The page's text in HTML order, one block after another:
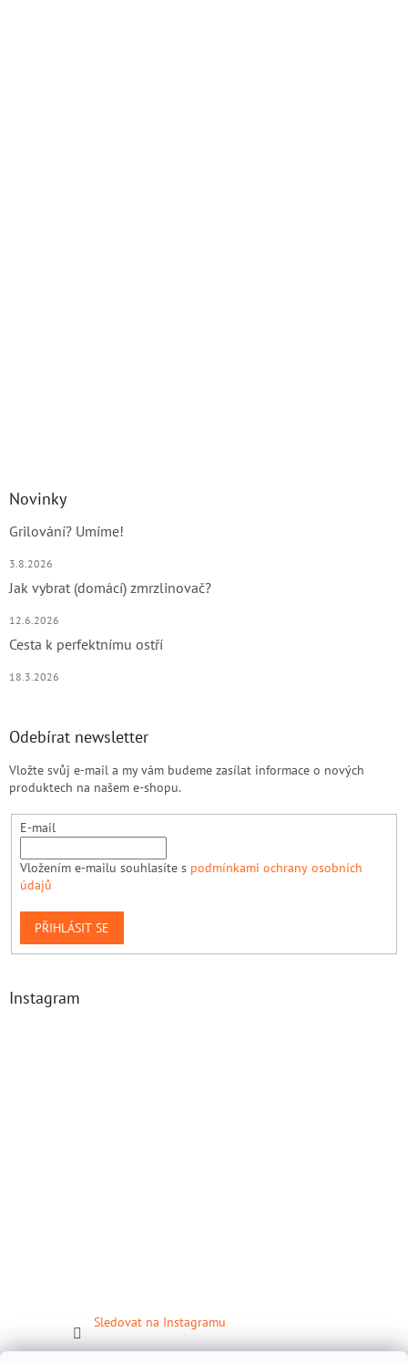
Novinky
Grilování? Umíme!
3.8.2026
Jak vybrat (domácí) zmrzlinovač?
12.6.2026
Cesta k perfektnímu ostří
18.3.2026
Odebírat newsletter
Vložte svůj e-mail a my vám budeme zasílat informace o nových
produktech na našem e-shopu.
E-mail
Vložením e-mailu souhlasíte s podmínkami ochrany osobních
údajů
PŘIHLÁSIT SE
Instagram
Sledovat na Instagramu